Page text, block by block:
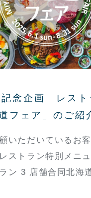
念企画 レスト
フェア」のご紹
いただいているお
ストラン特別メニ
ン 3 店舗合同北海